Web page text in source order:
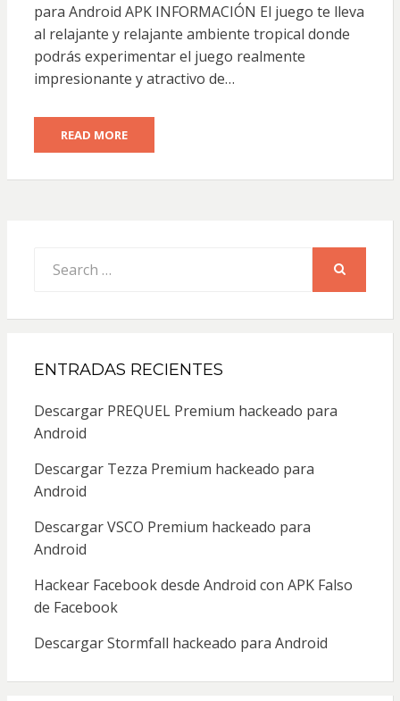
para Android APK INFORMACIÓN El juego te lleva
al relajante y relajante ambiente tropical donde
podrás experimentar el juego realmente
impresionante y atractivo de…
READ MORE
for:
ENTRADAS RECIENTES
Descargar PREQUEL Premium hackeado para
Android
Descargar Tezza Premium hackeado para
Android
Descargar VSCO Premium hackeado para
Android
Hackear Facebook desde Android con APK Falso
de Facebook
Descargar Stormfall hackeado para Android